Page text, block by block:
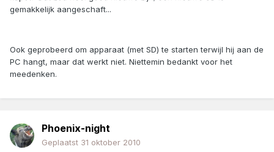
gemakkelijk aangeschaft...
Ook geprobeerd om apparaat (met SD) te starten terwijl hij aan de
PC hangt, maar dat werkt niet. Niettemin bedankt voor het
meedenken.
Phoenix-night
Geplaatst 31 oktober 2010